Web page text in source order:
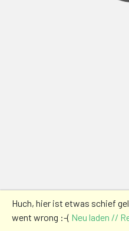
Huch, hier ist etwas schief
went wrong :-( Neu laden //